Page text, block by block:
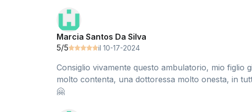
Marcia Santos Da Silva
5/5
il 10-17-2024
Consiglio vivamente questo ambulatorio, mio figlio
molto contenta, una dottoressa molto onesta, in
🤗